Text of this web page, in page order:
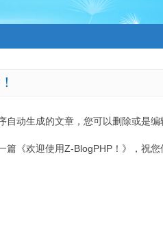
自动生成的文章，您可以删除或是编
篇《欢迎使用Z-BlogPHP！》，祝